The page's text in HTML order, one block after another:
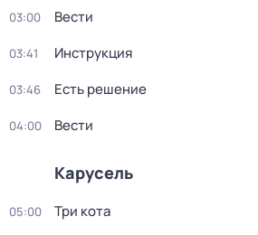
03:00 Вести
03:41 Инструкция
03:46 Есть решение
04:00 Вести
Карусель
05:00 Три кота